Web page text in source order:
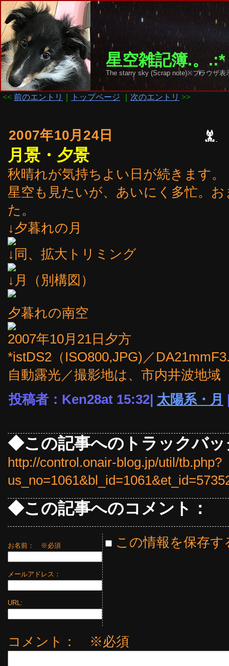
星空雑記簿.。
The starry sky (Scrap note)※ブラウザ
<< 前のエントリ トップページ 次のエントリ >>
2007年10月24日
月景・夕景
秋晴れが気持ちよい日が続きます。
星空も見たいが、あいにく多忙。
た。
↓夕暮れの月
↓同、拡大トリミング
↓月（別構図）
夕暮れの南空
2007年10月21日夕方
*istDS2（ISO800,JPG)／
自動露光／撮影地は、市内井波地域
投稿者：Ken28at 15:32| 太陽系・月
◆この記事へのトラックバッ
http://control.onair-blog.jp/util/tb.php?
◆この記事へのコメント：
お名前： ※必須
メールアドレス：
URL:
この情報を保存す
コメント： ※必須